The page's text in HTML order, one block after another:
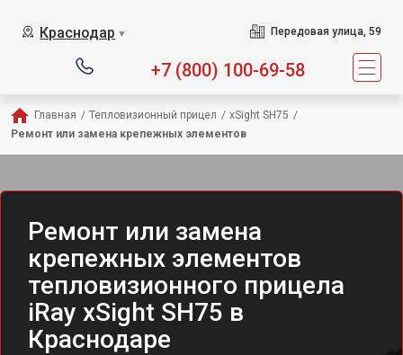
Краснодар ▼ Передовая улица, 59
+7 (800) 100-69-58
Главная / Тепловизионный прицел / xSight SH75 /
Ремонт или замена крепежных элементов
Ремонт или замена
крепежных элементов
тепловизионного прицела
iRay xSight SH75 в
Краснодаре